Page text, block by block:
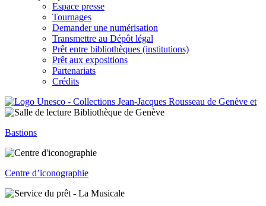
Espace presse
Tournages
Demander une numérisation
Transmettre au Dépôt légal
Prêt entre bibliothèques (institutions)
Prêt aux expositions
Partenariats
Crédits
Bastions
Centre d’iconographie